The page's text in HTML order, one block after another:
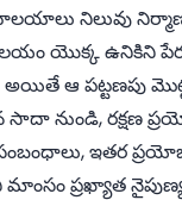
నిలువు
యొక్క ఉనికిని
ఆ పట్టణపు
రక్షణ
ఇతర
ప్రఖ్యాత